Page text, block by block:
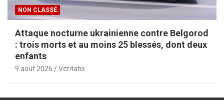
NON CLASSÉ
Attaque nocturne ukrainienne contre Belgorod
: trois morts et au moins 25 blessés, dont deux
enfants
9 août 2026 Veritatis